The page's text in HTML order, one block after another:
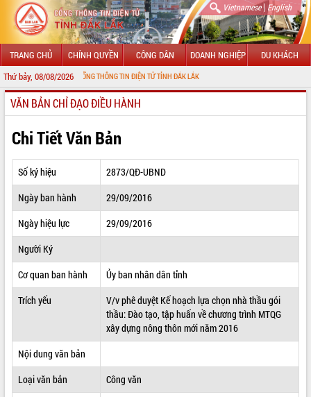
Vietnamese| English
TRANG CHỦ CHÍNH QUYỀN CÔNG DÂN DOANH NGHIỆP DU KHÁCH
Thứ bảy, 08/08/2026
ĐẾN VỚI CỔNG THÔNG TIN ĐIỆN TỬ TỈNH ĐẮK LẮK
GIỚI THIỆU
LÃNH ĐẠO UBND TỈNH
TIN TỨC SỰ KIỆN
SỞ, BAN, NGÀNH
THÔNG TIN CHỈ ĐẠO ĐIỀU HÀNH
HỆ THỐNG VĂN BẢN
VĂN BẢN HĐND TỈNH
QUY HOẠCH - KẾ HOẠCH
VĂN BẢN CHỈ ĐẠO ĐIỀU HÀNH
Chi Tiết Văn Bản
Số ký hiệu
2873/QĐ-UBND
Ngày ban hành
29/09/2016
Ngày hiệu lực
29/09/2016
Người Ký
Cơ quan ban hành
Ủy ban nhân dân tỉnh
Trích yếu
V/v phê duyệt Kế hoạch lựa chọn nhà thầu gói
thầu: Đào tạo, tập huấn về chương trình MTQG
xây dựng nông thôn mới năm 2016
Nội dung văn bản
Loại văn bản
Công văn